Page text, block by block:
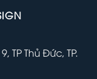
TP Thủ Đức, TP.